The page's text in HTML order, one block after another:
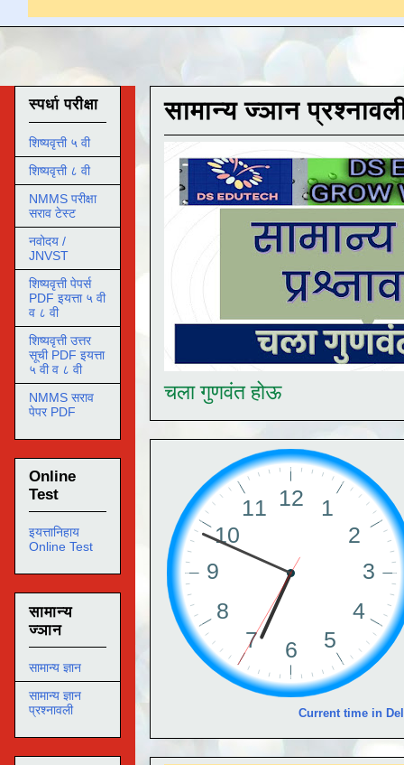
सामान्य ज्ञान
चला गुणवंत होऊ
Current time in
स्पर्धा परीक्षा
शिष्यवृत्ती ५ वी
शिष्यवृत्ती ८ वी
NMMS परीक्षा
सराव टेस्ट
नवोदय /
JNVST
शिष्यवृत्ती पेपर्स
PDF इयत्ता ५ वी
व ८ वी
शिष्यवृत्ती उत्तर
सूची PDF इयत्ता
५ वी व ८ वी
NMMS सराव
पेपर PDF
Online
Test
इयत्तानिहाय
Online Test
सामान्य
ज्ञान
सामान्य ज्ञान
सामान्य ज्ञान
प्रश्नावली